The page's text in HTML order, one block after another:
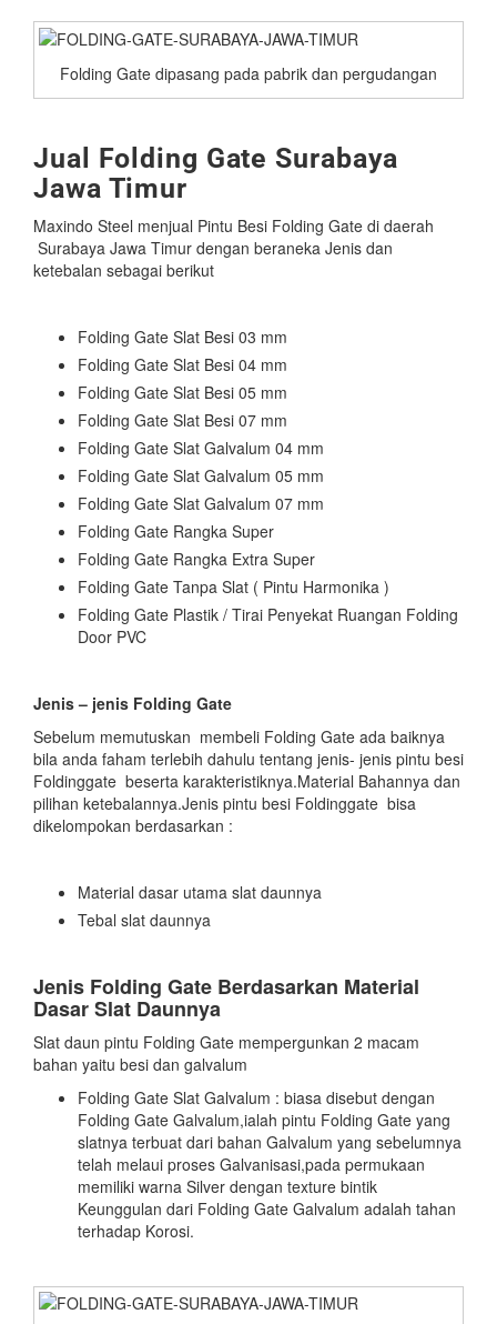
Folding Gate dipasang pada pabrik dan pergudangan
Jual Folding Gate Surabaya
Jawa Timur
Maxindo Steel menjual Pintu Besi Folding Gate di daerah
Surabaya Jawa Timur dengan beraneka Jenis dan
ketebalan sebagai berikut
Folding Gate Slat Besi 03 mm
Folding Gate Slat Besi 04 mm
Folding Gate Slat Besi 05 mm
Folding Gate Slat Besi 07 mm
Folding Gate Slat Galvalum 04 mm
Folding Gate Slat Galvalum 05 mm
Folding Gate Slat Galvalum 07 mm
Folding Gate Rangka Super
Folding Gate Rangka Extra Super
Folding Gate Tanpa Slat ( Pintu Harmonika )
Folding Gate Plastik / Tirai Penyekat Ruangan Folding
Door PVC
Jenis – jenis Folding Gate
Sebelum memutuskan membeli Folding Gate ada baiknya
bila anda faham terlebih dahulu tentang jenis- jenis pintu besi
Foldinggate beserta karakteristiknya.Material Bahannya dan
pilihan ketebalannya.Jenis pintu besi Foldinggate bisa
dikelompokan berdasarkan :
Material dasar utama slat daunnya
Tebal slat daunnya
Jenis Folding Gate Berdasarkan Material
Dasar Slat Daunnya
Slat daun pintu Folding Gate mempergunkan 2 macam
bahan yaitu besi dan galvalum
Folding Gate Slat Galvalum : biasa disebut dengan
Folding Gate Galvalum,ialah pintu Folding Gate yang
slatnya terbuat dari bahan Galvalum yang sebelumnya
telah melaui proses Galvanisasi,pada permukaan
memiliki warna Silver dengan texture bintik
Keunggulan dari Folding Gate Galvalum adalah tahan
terhadap Korosi.